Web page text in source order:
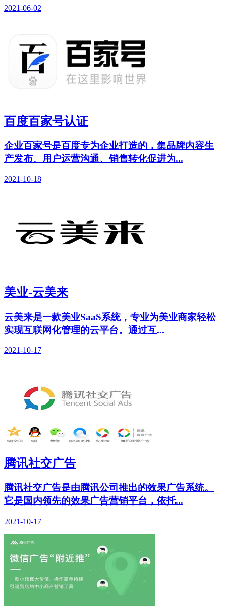
2021-06-02
百度百家号认证
企业百家号是百度专为企业打造的，集品牌内容生
产发布、用户运营沟通、销售转化促进为...
2021-10-18
美业-云美来
云美来是一款美业SaaS系统，专业为美业商家轻松
实现互联网化管理的云平台。通过互...
2021-10-17
腾讯社交广告
腾讯社交广告是由腾讯公司推出的效果广告系统。
它是国内领先的效果广告营销平台，依托...
2021-10-17